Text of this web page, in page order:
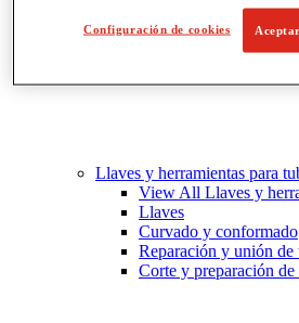
Llaves y herramientas para
View All Llaves y
Llaves
Curvado y conformado
Reparación y unión de
Corte y preparación de
Configuración de cookies